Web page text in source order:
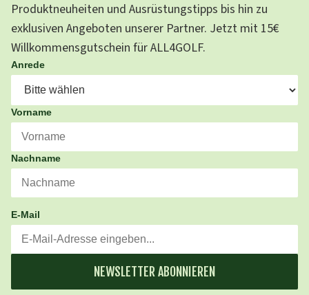
Produktneuheiten und Ausrüstungstipps bis hin zu
exklusiven Angeboten unserer Partner. Jetzt mit 15€
Willkommensgutschein für ALL4GOLF.
Anrede
Vorname
Nachname
E-Mail
NEWSLETTER ABONNIEREN